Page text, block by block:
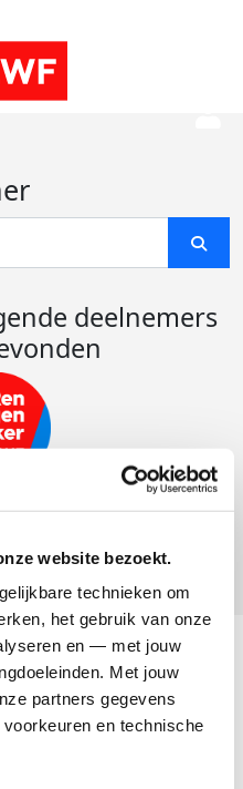
website bezoekt.
technieken om
het gebruik van onze
en — met jouw
Met jouw
partners gegevens
en technische
deelnemers